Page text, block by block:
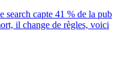
search capte 41 % de la pub
il change de règles, voici